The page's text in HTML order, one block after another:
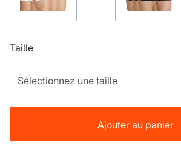
Taille
Ajouter au panier